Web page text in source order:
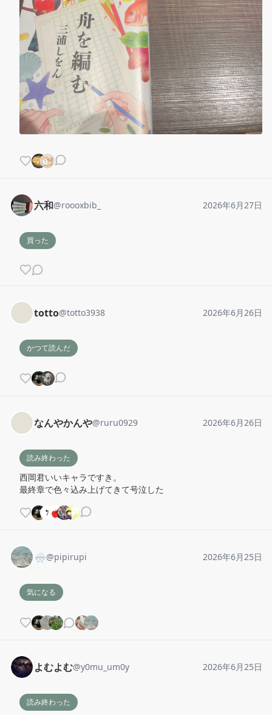
六和@roooxbib_ 2026年6月27日
買った
totto@totto3938 2026年6月26日
かつて読んだ
なんやかんや@ruru0929 2026年6月26日
読み終わった
西岡君いいキャラですき。
最終章で色々込み上げてきて号泣した
🌨@pipirupi 2026年6月25日
気になる
よむよむ@y0mu_um0y 2026年6月25日
読み終わった